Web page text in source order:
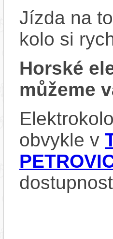
Jízda na
kolo si
Horské
můžeme
obvykle v